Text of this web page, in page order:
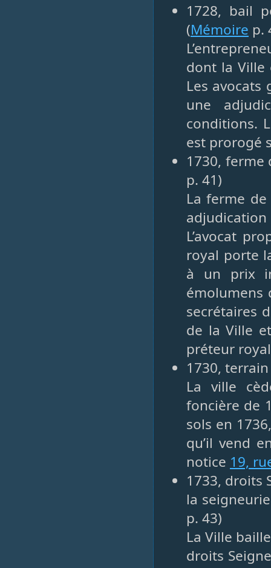
1728, bail
(Mémoire p.
dont la Ville
Les avocats
une
conditions.
est prorogé
1730, ferme
p. 41)
La ferme
adjudication
L’avocat
royal porte
à un prix
émolumens
secrétaires
de la Ville
préteur
1730,
La ville
foncière de
sols en
qu’il vend
notice 19,
1733, droits
la
p. 43)
La Ville
droits